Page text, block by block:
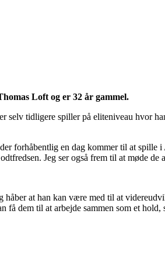
Loft og er 32 år gammel.
tidligere spiller på eliteniveau hvor
forhåbentlig en dag kommer til at spille
Jeg ser også frem til at møde
at han kan være med til at
dem til at arbejde sammen som et